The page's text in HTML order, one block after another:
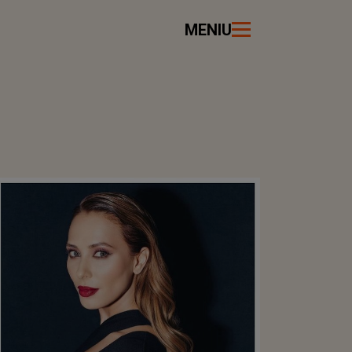
MENIU